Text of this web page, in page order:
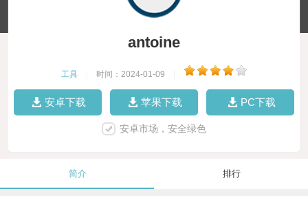
antoine
工具 时间：2024-01-09
安卓下载 苹果下载 PC下载
安卓市场，安全绿色
简介 排行